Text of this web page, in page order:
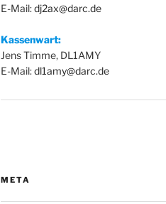
E-Mail:dj2ax@darc.de
Kassenwart:
Jens Timme, DL1AMY
E-Mail:dl1amy@darc.de
META